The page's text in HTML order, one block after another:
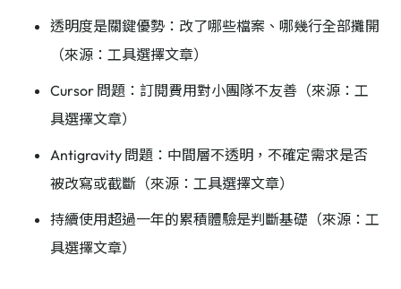
透明度是關鍵優勢：改了哪些檔案、哪幾行全部攤開
（來源：工具選擇文章）
Cursor 問題：訂閱費用對小團隊不友善（來源：工
具選擇文章）
Antigravity 問題：中間層不透明，不確定需求是否
被改寫或截斷（來源：工具選擇文章）
持續使用超過一年的累積體驗是判斷基礎（來源：工
具選擇文章）